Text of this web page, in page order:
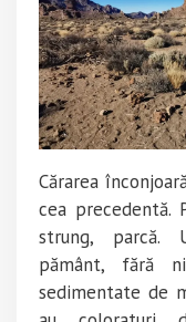
Cărarea
cea precedentă.
strung, parcă.
pământ, fără
sedimentate de